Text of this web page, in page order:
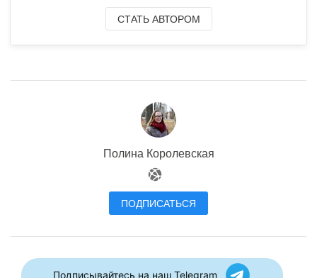
СТАТЬ АВТОРОМ
Полина Королевская
ПОДПИСАТЬСЯ
Подписывайтесь на наш Telegram